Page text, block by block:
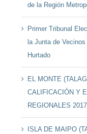
de la Región
Primer Tribunal
la Junta de
Hurtado
EL MONTE
CALIFICACIÓN Y
REGIONALES 2017
ISLA DE MAIPO